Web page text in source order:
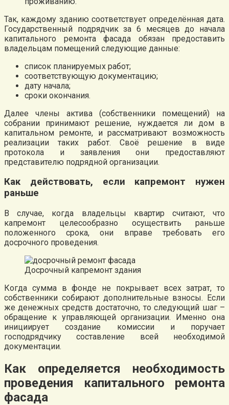
Так, каждому зданию соответствует определённая дата.
Государственный подрядчик за 6 месяцев до начала
капитального ремонта фасада обязан предоставить
владельцам помещений следующие данные:
список планируемых работ;
соответствующую документацию;
дату начала;
сроки окончания.
Далее члены актива (собственники помещений) на
собрании принимают решение, нуждается ли дом в
капитальном ремонте, и рассматривают возможность
реализации таких работ. Своё решение в виде
протокола и заявления они предоставляют
представителю подрядной организации.
Как действовать, если капремонт нужен
раньше
В случае, когда владельцы квартир считают, что
капремонт целесообразно осуществить раньше
положенного срока, они вправе требовать его
досрочного проведения.
Досрочный капремонт здания
Когда сумма в фонде не покрывает всех затрат, то
собственники собирают дополнительные взносы. Если
же денежных средств достаточно, то следующий шаг –
обращение к управляющей организации. Именно она
инициирует создание комиссии и поручает
господрядчику составление всей необходимой
документации.
Как определяется необходимость
проведения капитального ремонта
фасада